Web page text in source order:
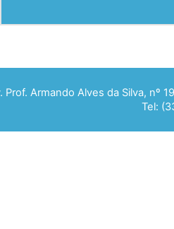
Prof. Armando Alves da Silva, nº
Tel: